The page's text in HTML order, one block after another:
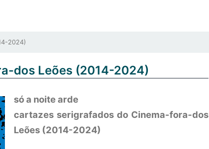
2024)
dos Leões (2014-2024)
só a noite arde
cartazes serigrafados do Cinema-fora-dos
Leões (2014-2024)